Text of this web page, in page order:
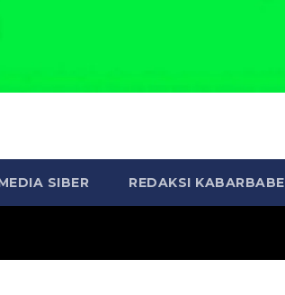
SIBER REDAKSI